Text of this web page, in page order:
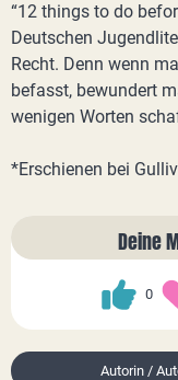
“12 things to do
Deutschen
Recht. Denn wenn
befasst, bewundert
wenigen Worten
*Erschienen bei
Deine
0
Autorin /